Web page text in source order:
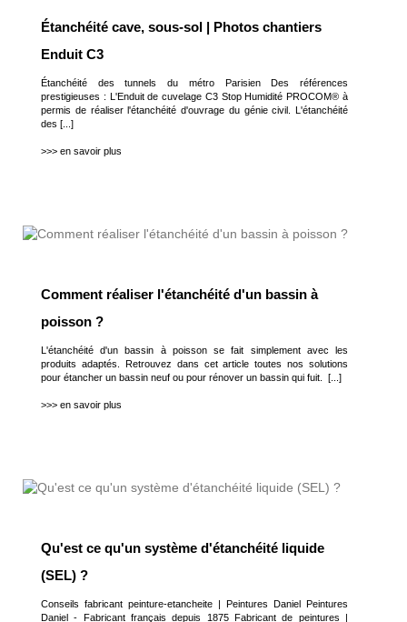
Étanchéité cave, sous-sol | Photos chantiers
Enduit C3
Étanchéité des tunnels du métro Parisien Des références
prestigieuses : L'Enduit de cuvelage C3 Stop Humidité PROCOM® à
permis de réaliser l'étanchéité d'ouvrage du génie civil. L'étanchéité
des [...]
>>> en savoir plus
Comment réaliser l'étanchéité d'un bassin à
poisson ?
L'étanchéité d'un bassin à poisson se fait simplement avec les
produits adaptés. Retrouvez dans cet article toutes nos solutions
pour étancher un bassin neuf ou pour rénover un bassin qui fuit. [...]
>>> en savoir plus
Qu'est ce qu'un système d'étanchéité liquide
(SEL) ?
Conseils fabricant peinture-etancheite | Peintures Daniel Peintures
Daniel - Fabricant français depuis 1875 Fabricant de peintures |